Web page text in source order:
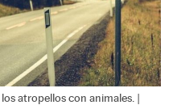
atropellos con animales. |